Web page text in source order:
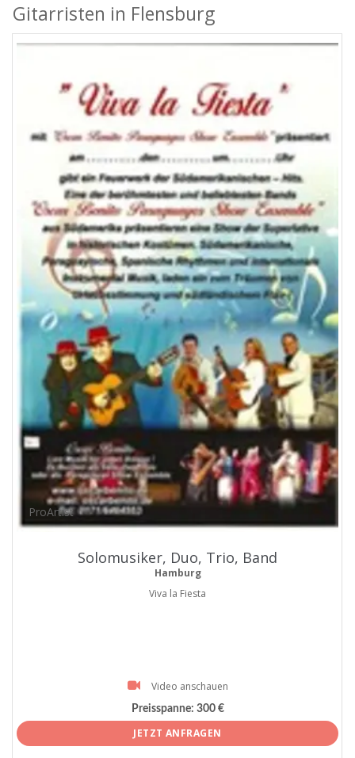
Gitarristen in Flensburg
ProArtist
Solomusiker, Duo, Trio, Band
Hamburg
Viva la Fiesta
Video anschauen
Preisspanne: 300 €
JETZT ANFRAGEN